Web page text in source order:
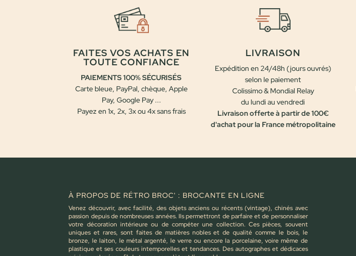
FAITES VOS ACHATS EN
TOUTE CONFIANCE
PAIEMENTS 100% SÉCURISÉS
Carte bleue, PayPal, chèque, Apple
Pay, Google Pay ...
Payez en 1x, 2x, 3x ou 4x sans frais
LIVRAISON
Expédition en 24/48h (jours ouvrés)
selon le paiement
Colissimo & Mondial Relay
du lundi au vendredi
Livraison offerte à partir de 100€
d'achat pour la France métropolitaine
À PROPOS DE RÉTRO BROC' : BROCANTE EN LIGNE
Venez découvrir, avec facilité, des objets anciens ou récents (vintage), chinés avec
passion depuis de nombreuses années. Ils permettront de parfaire et de personnaliser
votre décoration intérieure ou de compéter une collection. Ces pièces, souvent
uniques et rares, sont faites de matières nobles et de qualité comme le bois, le
bronze, le laiton, le métal argenté, le verre ou encore la porcelaine, voire même de
plastique et ses couleurs intemporelles et tendances. Des autographes et dédicaces